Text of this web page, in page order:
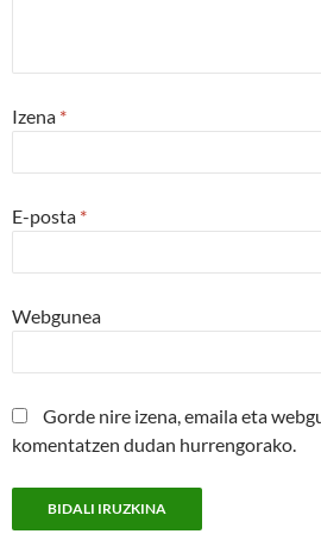
Izena *
E-posta *
Webgunea
Gorde nire izena, emaila eta
komentatzen dudan hurrengorako.